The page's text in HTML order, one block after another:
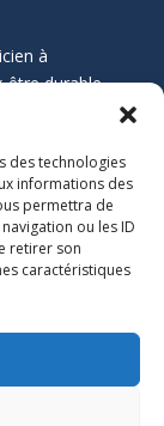
des technologies
informations des
permettra de
ou les ID
retirer son
caractéristiques
à
être durable
de
sont